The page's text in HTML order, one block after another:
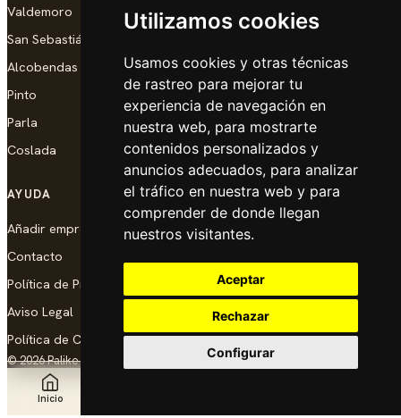
Utilizamos cookies
Usamos cookies y otras técnicas
de rastreo para mejorar tu
experiencia de navegación en
nuestra web, para mostrarte
contenidos personalizados y
anuncios adecuados, para analizar
el tráfico en nuestra web y para
comprender de donde llegan
nuestros visitantes.
Aceptar
Rechazar
Configurar
Valdemoro
San Sebastián de los Reyes
Alcobendas
Pinto
Parla
Coslada
AYUDA
Añadir empresa
Contacto
Política de Privacidad
Aviso Legal
Política de Cookies
© 2026 Palike Networks, S.L.U. Hecho con cariño en Coslada
Inicio